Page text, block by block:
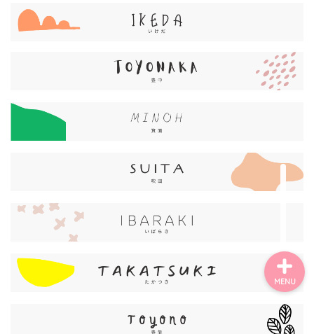
MENU
【記事・SNS掲載依頼に
【北摂まちのイベント情
報】掲載希望される方へ